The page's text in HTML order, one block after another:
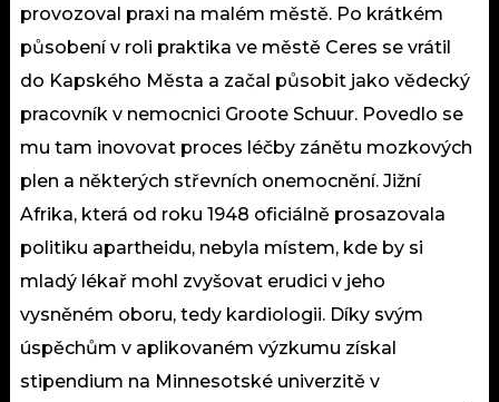
provozoval praxi na malém městě. Po krátkém
působení v roli praktika ve městě Ceres se vrátil
do Kapského Města a začal působit jako vědecký
pracovník v nemocnici Groote Schuur. Povedlo se
mu tam inovovat proces léčby zánětu mozkových
plen a některých střevních onemocnění. Jižní
Afrika, která od roku 1948 oficiálně prosazovala
politiku apartheidu, nebyla místem, kde by si
mladý lékař mohl zvyšovat erudici v jeho
vysněném oboru, tedy kardiologii. Díky svým
úspěchům v aplikovaném výzkumu získal
stipendium na Minnesotské univerzitě v